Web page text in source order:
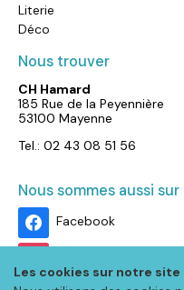
Les cookies sur notre site
Literie
Déco
Nous trouver
CH Hamard
185 Rue de la Peyennière
53100 Mayenne
Tel.: 02 43 08 51 56
Nous sommes aussi
Facebook